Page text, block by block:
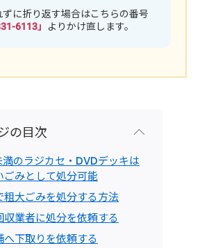
に折り返す場合はこちらの番号
6113」 よりかけ直します。
の目次
のラジカセ・DVDデッキは
ごみとして処分可能
粗大ごみを処分する方法
収業者に処分を依頼する
へ下取りを依頼する